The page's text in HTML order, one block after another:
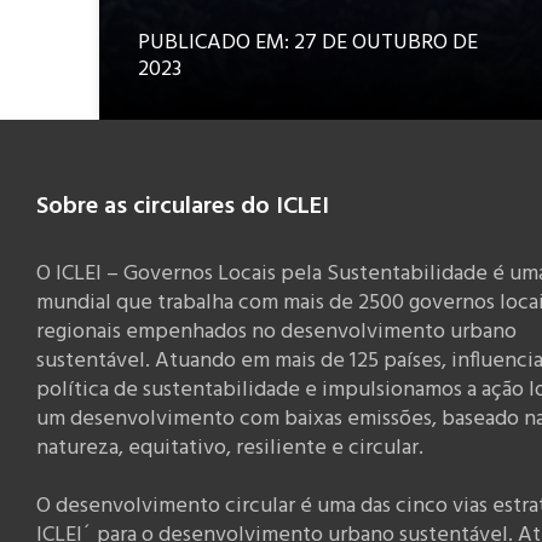
PUBLICADO EM: 27 DE OUTUBRO DE
2023
Sobre as circulares do ICLEI
O ICLEI – Governos Locais pela Sustentabilidade é
mundial que trabalha com mais de 2500 governos
regionais empenhados no desenvolvimento urbano
sustentável. Atuando em mais de 125 países,
política de sustentabilidade e impulsionamos a ação
um desenvolvimento com baixas emissões, baseado
natureza, equitativo, resiliente e circular.
O desenvolvimento circular é uma das cinco vias